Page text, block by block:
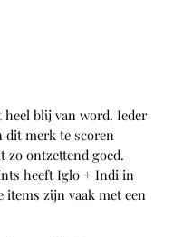
blij van word. Ieder
dit merk te scoren
zo ontzettend goed.
heeft Iglo + Indi in
items zijn vaak met een